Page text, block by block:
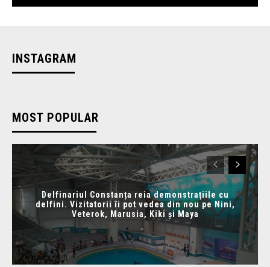
INSTAGRAM
MOST POPULAR
Delfinariul Constanța reia demonstrațiile cu
delfini. Vizitatorii îi pot vedea din nou pe Nini,
Veterok, Marusia, Kiki și Maya